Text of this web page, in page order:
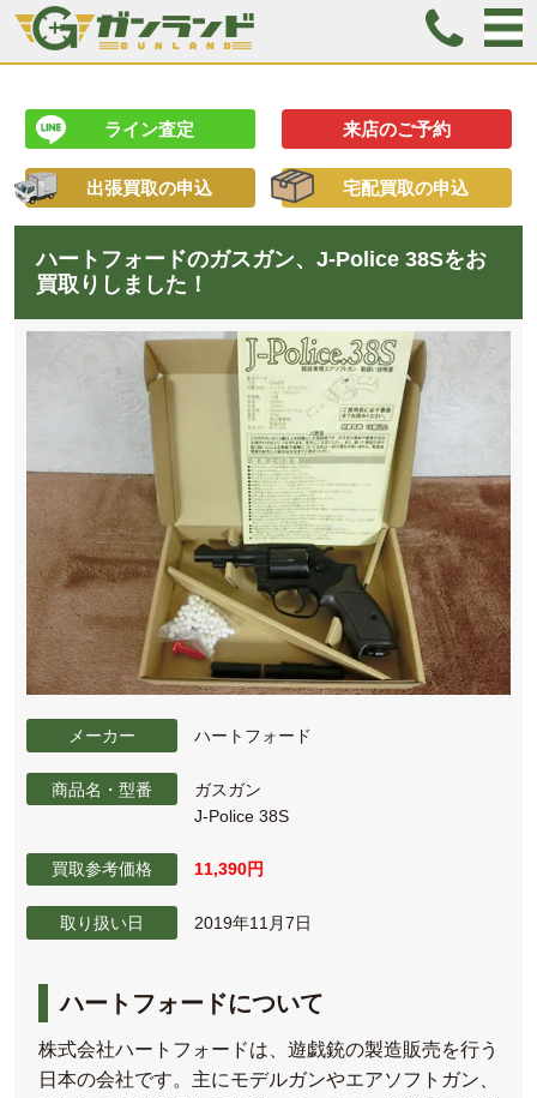
ライン査定 来店のご予約
出張買取の申込 宅配買取の申込
ハートフォードのガスガン、J-Police 38Sをお
買取りしました！
メーカー ハートフォード
商品名・型番
ガスガン
J-Police 38S
買取参考価格 11,390円
取り扱い日 2019年11月7日
ハートフォードについて
株式会社ハートフォードは、遊戯銃の製造販売を行う
日本の会社です。主にモデルガンやエアソフトガン、